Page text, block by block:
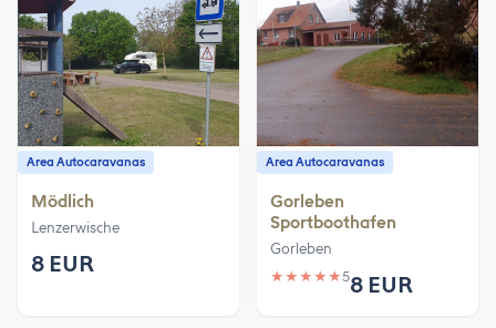
Area Autocaravanas
Mödlich
Lenzerwische
8 EUR
Area Autocaravanas
Gorleben
Sportboothafen
Gorleben
★ ★ ★ ★ ★58 EUR